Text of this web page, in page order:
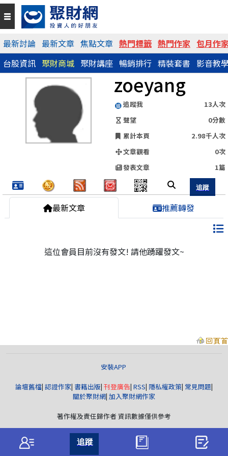
最新討論 最新文章 焦點文章 熱門標籤 熱門作家 包月作
台股資訊 聚財商城 聚財講座 暢銷排行 精裝套書 影音教
zoeyang
追蹤我
13人次
聲望
0分數
累計本頁
2.98千人次
文章觀看
0次
發表文章
1篇
QR Code
https://www.wearn.com/blog.asp?id=109343
分享網址
最新文章 推薦轉發
這位會員目前沒有發文! 請他踴躍發文~
安裝APP
論壇舊檔| 認證作家| 書籍出版| 刊登廣告| RSS| 隱私權政策| 常見問題|
關於聚財網| 加入聚財網作家
著作權及責任歸作者 資訊數據僅供參考
版權所有© wearn.com All Rights Reserved.